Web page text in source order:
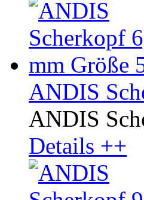
ANDIS
ANDIS
Details ++